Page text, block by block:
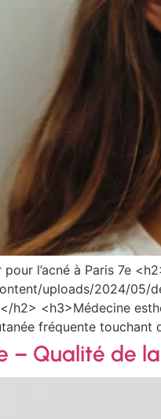
pour l’acné à Paris 7e
uploads/2024/05/
h2> <h3>Médecine
fréquente
– Qualité de